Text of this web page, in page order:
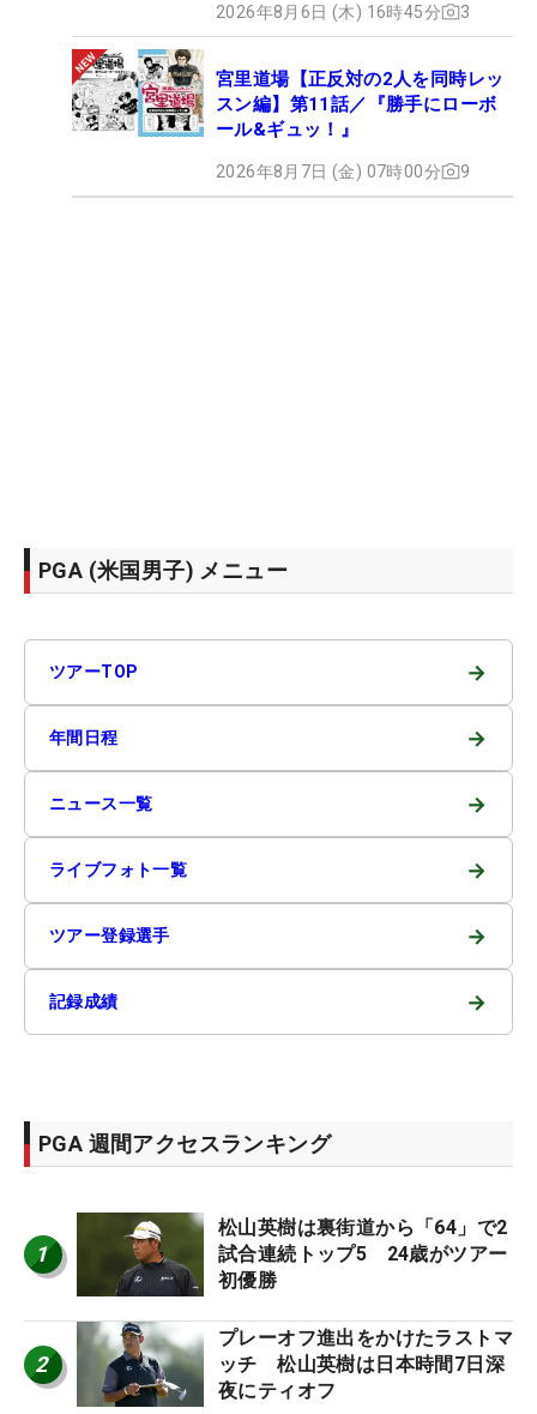
2026年8月6日 (木) 16時45分 3
宮里道場【正反対の2人を同時レッ
スン編】第11話／『勝手にローボ
ール&ギュッ！』
2026年8月7日 (金) 07時00分 9
PGA (米国男子) メニュー
ツアーTOP →
年間日程 →
ニュース一覧 →
ライブフォト一覧 →
ツアー登録選手 →
記録成績 →
PGA 週間アクセスランキング
1
松山英樹は裏街道から「64」で2
試合連続トップ5 24歳がツアー
初優勝
2
プレーオフ進出をかけたラストマ
ッチ 松山英樹は日本時間7日深
夜にティオフ